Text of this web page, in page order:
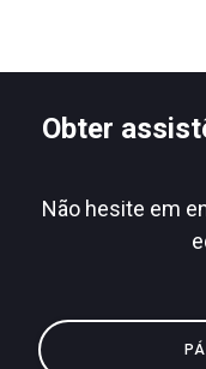
Obter
Não hesite em